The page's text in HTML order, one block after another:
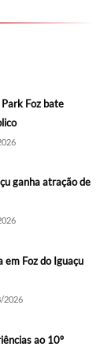
Foz bate
ganha atração de
Foz do Iguaçu
2026
ao 10º